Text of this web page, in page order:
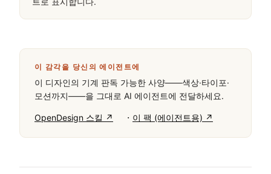
전적으로 고정폭이며, UI 요소에 얇은 글꼴 두께(100)
와 대문자 변환을 사용합니다. 레이아웃은 생성형
예술적 선언과 기술적 놀이터 역할을 동시에 하며, 클릭
및 롱 프레스와 같은 사용자 상호작용을 추적합니다. 주
요 제약 사항에는 모든 색상 회피, 엄격한 고정폭 타이
존이 포함됩니다. 시스템은 사용자의 존재와 상호작용